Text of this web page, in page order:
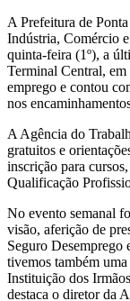
A Prefeitura de
Indústria, Comércio
quinta-feira (1º), a
Terminal Central, em
emprego e contou
nos
A Agência do
gratuitos e
inscrição para
Qualificação
No evento semanal
visão, aferição de
Seguro
tivemos também
Instituição dos
destaca o diretor da